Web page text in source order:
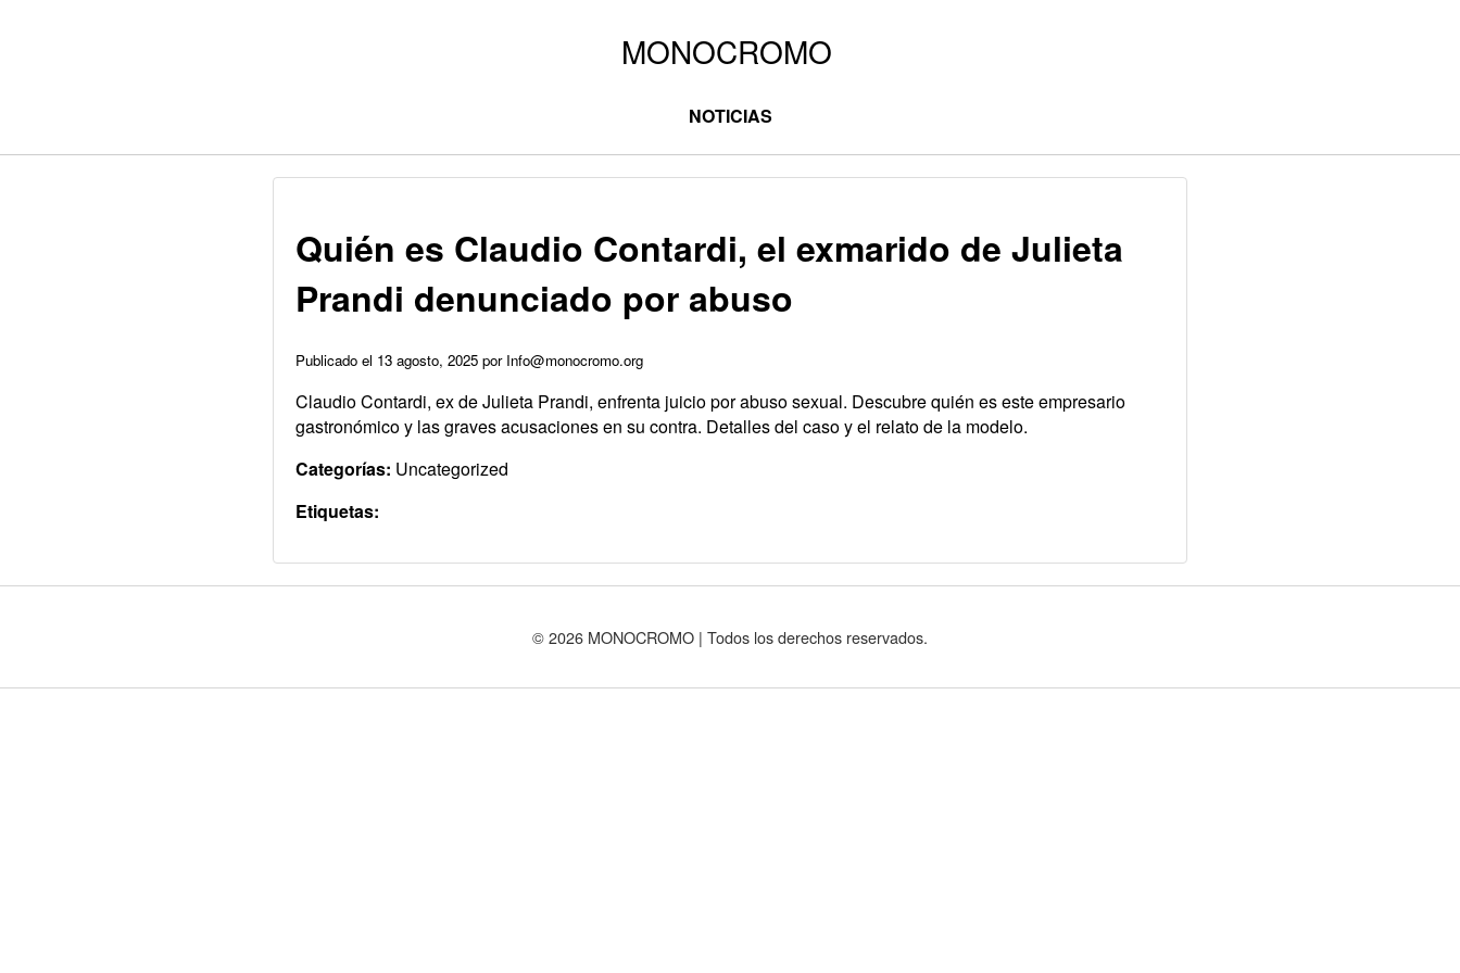
NOTICIAS
Quién es Claudio Contardi, el exmarido de Julieta
Prandi denunciado por abuso
Publicado el 13 agosto, 2025 por Info@monocromo.org
Claudio Contardi, ex de Julieta Prandi, enfrenta juicio por abuso sexual. Descubre quién es este empresario
gastronómico y las graves acusaciones en su contra. Detalles del caso y el relato de la modelo.
Categorías: Uncategorized
Etiquetas:
© 2026 MONOCROMO | Todos los derechos reservados.